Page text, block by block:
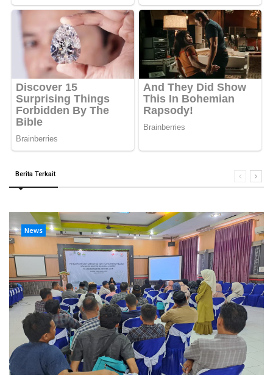
Berita Terkait
News